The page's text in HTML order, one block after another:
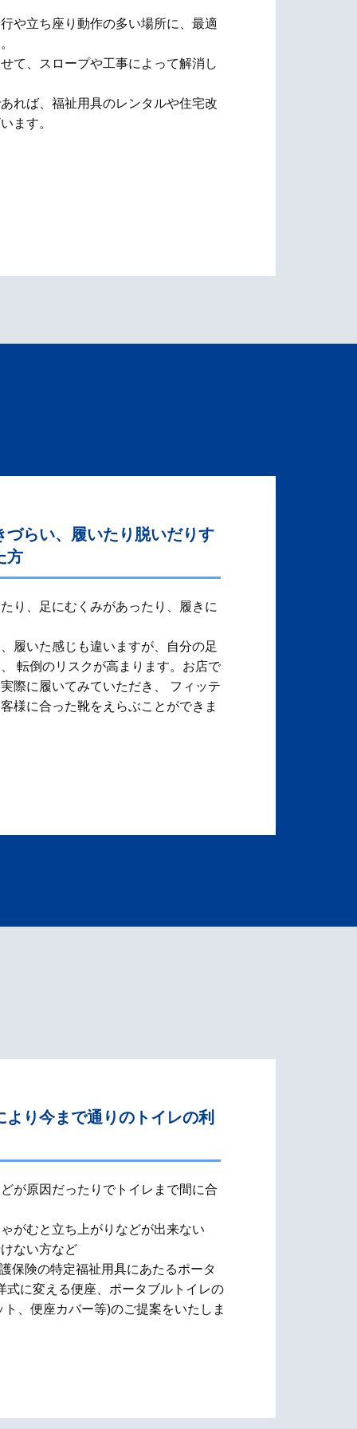
や立ち座り動作の多い場所に、最適
て、スロープや工事によって解消し
れば、福祉用具のレンタルや住宅改
ます。
らい、履いたり脱いだりす
方
り、足にむくみがあったり、履きに
履いた感じも違いますが、自分の足
転倒のリスクが高まります。お店で
際に履いてみていただき、 フィッテ
様に合った靴をえらぶことができま
り今まで通りのトイレの利
が原因だったりでトイレまで間に合
がむと立ち上がりなどが出来ない
ない方など
保険の特定福祉用具にあたるポータ
に変える便座、​ポータブルトイレの
、便座カバー等)のご提案をいたしま